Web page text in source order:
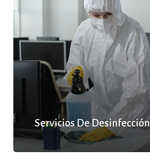
Servicios De Desinfección